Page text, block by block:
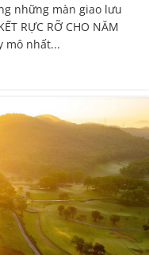
những màn giao lưu
RỰC RỠ CHO NĂM
mô nhất...